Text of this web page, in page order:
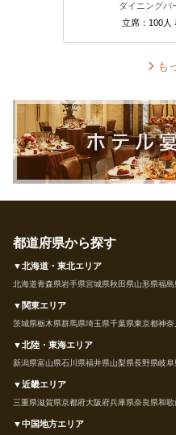
ダイニングバ
立席：100人
も
都道府県から探す
▼北海道・東北エリア
北海道青森県岩手県宮城県秋田県山形県福島
▼関東エリア
茨城県栃木県群馬県埼玉県千葉県東京都神奈
▼北陸・東海エリア
新潟県富山県石川県福井県山梨県長野県岐阜
▼近畿エリア
三重県滋賀県京都府大阪府兵庫県奈良県和歌
▼中国地方エリア